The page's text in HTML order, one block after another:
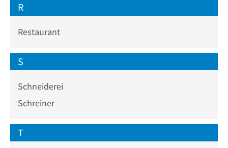
R
Restaurant
S
Schneiderei
Schreiner
T